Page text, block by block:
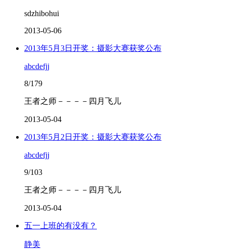
sdzhibohui
2013-05-06
2013年5月3日开奖：摄影大赛获奖公布
abcdefjj
8/179
王者之师－－－－四月飞儿
2013-05-04
2013年5月2日开奖：摄影大赛获奖公布
abcdefjj
9/103
王者之师－－－－四月飞儿
2013-05-04
五一上班的有没有？
静美